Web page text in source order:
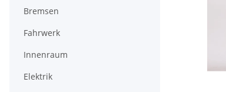
Bremsen
Fahrwerk
Innenraum
Elektrik